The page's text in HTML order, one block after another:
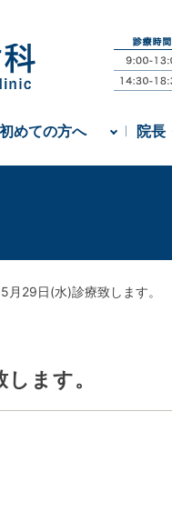
初めての方へ 院長
5月29日(水)診療致します。
ます。